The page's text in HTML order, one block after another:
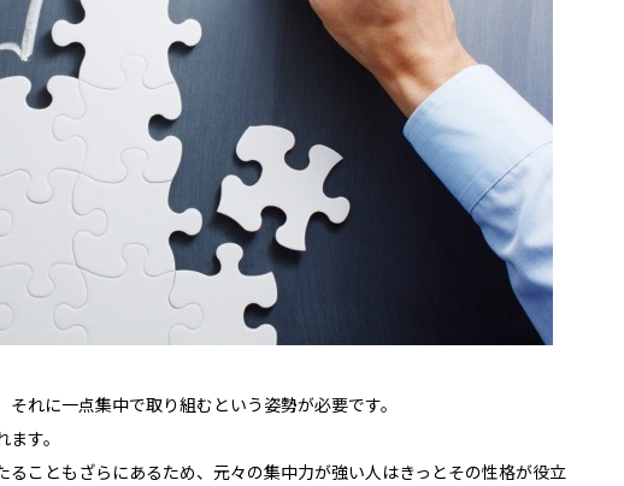
れに一点集中で取り組むという姿勢が必要です。
す。
こともざらにあるため、元々の集中力が強い人はきっとその性格が役立